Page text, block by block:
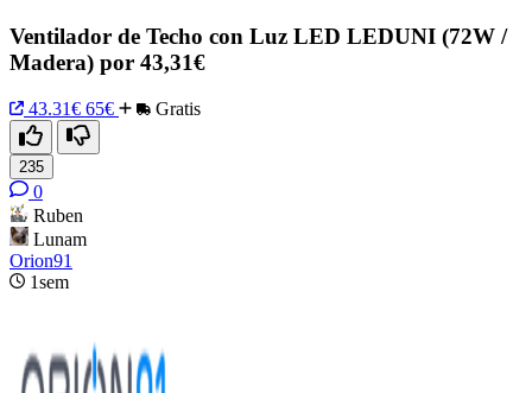
Ventilador de Techo con Luz LED LEDUNI (72W /
Madera) por 43,31€
43.31€ 65€ Gratis
235
0
Ruben
Lunam
Orion91
1sem